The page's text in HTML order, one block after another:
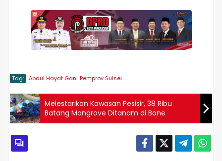
Tag: Abdul Hayat Gani Pemprov Sulsel
Melestarikan Kawasan Pesisir, 38 Ribu
Batang Mangrove Ditanam di Bone